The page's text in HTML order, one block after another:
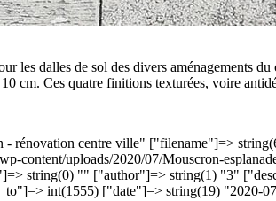
les dalles de sol des divers aménagements
cm. Ces quatre finitions texturées, voire
centre ville" ["filename"]=>
content/uploads/2020/07/Mouscron-
string(0) "" ["author"]=> string(1) "3"
int(1555) ["date"]=> string(19) "2020-